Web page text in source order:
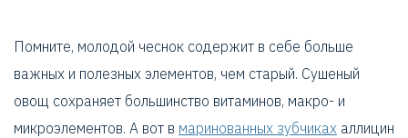
Помните, молодой чеснок содержит в себе больше
важных и полезных элементов, чем старый. Сушеный
овощ сохраняет большинство витаминов, макро- и
микроэлементов. А вот в маринованных зубчиках аллицин